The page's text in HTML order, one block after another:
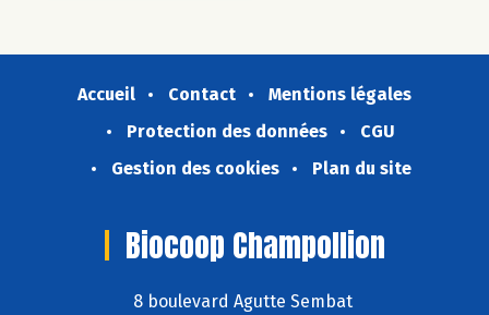
Accueil Contact
Mentions légales
Protection des données
CGU
Gestion des cookies
Plan du site
Biocoop Champollion
8 boulevard Agutte Sembat